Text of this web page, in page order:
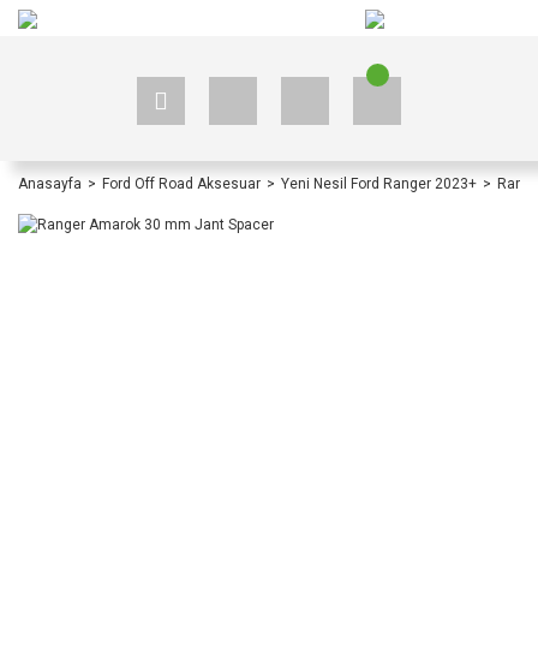
Anasayfa Ford Off Road Aksesuar Yeni Nesil Ford Ranger 2023+